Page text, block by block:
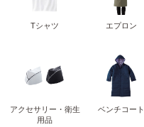
Tシャツ エプロン
アクセサリー・衛生
用品
ベンチコート